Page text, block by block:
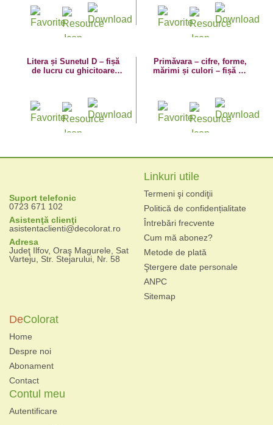
Litera și Sunetul D – fișă
de lucru cu ghicitoare
Primăvara – cifre, forme,
mărimi și culori – fișă de
Suport telefonic
0723 671 102
Asistenţă clienţi
asistentaclienti@decolorat.ro
Adresa
Judeţ Ilfov, Oraş Magurele, Sat
Varteju, Str. Stejarului, Nr. 58
Linkuri utile
Termeni şi condiţii
Politică de confidențialitate
Întrebări frecvente
Cum mă abonez?
Metode de plată
Ştergere date personale
ANPC
Sitemap
DeColorat
Home
Despre noi
Abonament
Contact
Contul meu
Autentificare